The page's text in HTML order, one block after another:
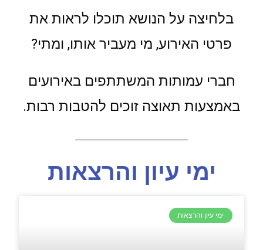
בלחיצה על הנושא תוכלו לראות את
פרטי האירוע, מי מעביר אותו, ומתי?
חברי עמותות המשתתפים באירועים
באמצעות תאוצה זוכים להטבות רבות.
ימי עיון והרצאות
ימי עיון והרצאות